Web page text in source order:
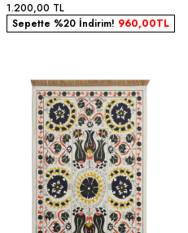
1.200,00 TL
Sepette %20 İndirim! 960,00TL